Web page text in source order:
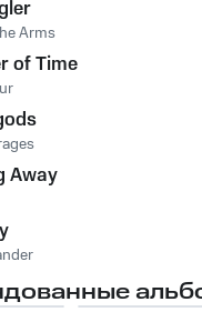
Arms
of Time
Away